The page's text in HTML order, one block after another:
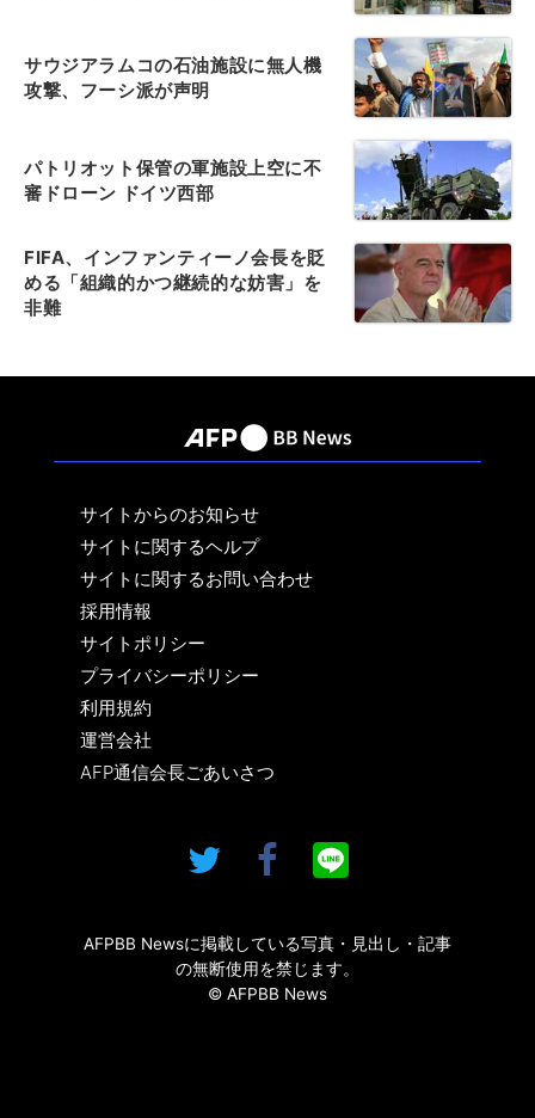
サウジアラムコの石油施設に無人機
攻撃、フーシ派が声明
パトリオット保管の軍施設上空に不
審ドローン ドイツ西部
FIFA、インファンティーノ会長を貶
める「組織的かつ継続的な妨害」を
非難
サイトからのお知らせ
サイトに関するヘルプ
サイトに関するお問い合わせ
採用情報
サイトポリシー
プライバシーポリシー
利用規約
運営会社
AFP通信会長ごあいさつ
AFPBB Newsに掲載している写真・見出し・記事
の無断使用を禁じます。
© AFPBB News